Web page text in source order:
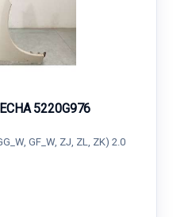
5220G976
GF_W, ZJ, ZL, ZK) 2.0